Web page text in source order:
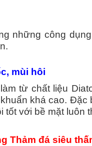
những công
mùi hôi
từ chất liệu
khá cao. Đặc
tốt với bề mặt luôn
Thảm đá siêu